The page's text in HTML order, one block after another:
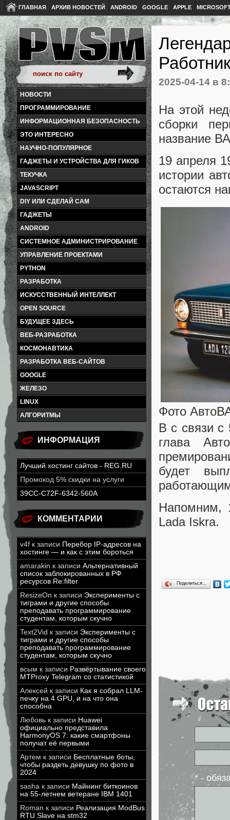
ГЛАВНАЯ АРХИВ НОВОСТЕЙ ANDROID GOOGLE APPLE
НОВОСТИ
ПРОГРАММИРОВАНИЕ
ИНФОРМАЦИОННАЯ БЕЗОПАСНОСТЬ
ЭТО ИНТЕРЕСНО
НАУЧНО-ПОПУЛЯРНОЕ
ГАДЖЕТЫ И УСТРОЙСТВА ДЛЯ ГИКОВ
ТЕКУЧКА
JAVASCRIPT
DIY ИЛИ СДЕЛАЙ САМ
ГАДЖЕТЫ
ANDROID
СИСТЕМНОЕ АДМИНИСТРИРОВАНИЕ
УПРАВЛЕНИЕ ПРОЕКТАМИ
PYTHON
РАЗРАБОТКА
ИСКУССТВЕННЫЙ ИНТЕЛЛЕКТ
OPEN SOURCE
БУДУЩЕЕ ЗДЕСЬ
ВЕБ-РАЗРАБОТКА
КОСМОНАВТИКА
РАЗРАБОТКА ВЕБ-САЙТОВ
GOOGLE
ЖЕЛЕЗО
LINUX
АЛГОРИТМЫ
ИНФОРМАЦИЯ
Лучший хостинг сайтов - REG.RU
Промокод 5% скидки на услуги
39CC-C72F-6342-560A
КОММЕНТАРИИ
v4f к записи Перебор IP-адресов на
хостинге — и как с этим бороться
amarakin к записи Альтернативный
список заблокированных в РФ
ресурсов Re:filter
ResizeOn к записи Эксперименты с
тиграми и другие способы
преподавать программирование
студентам, которым скучно
Text2Vid к записи Эксперименты с
тиграми и другие способы
преподавать программирование
студентам, которым скучно
всым к записи Развёртывание своего
MTProxy Telegram со статистикой
Алексей к записи Как я собрал LLM-
печку на 4 GPU, и на что она
способна
Любовь к записи Huawei
официально представила
HarmonyOS 7: какие смартфоны
получат её первыми
Артем к записи Бесплатные боты,
чтобы раздеть девушку по фото в
2024
sasha к записи Майнинг биткоинов
на 55-летнем ветеране IBM 1401
Roman к записи Реализация ModBus
RTU Slave на stm32
2025-04-14 в
На этой
сборки
название
19 апреля
истории
остаются
Фото
В с связи с
глава
будет
Напомним,
Lada Iskra.
Поделиться…
* -